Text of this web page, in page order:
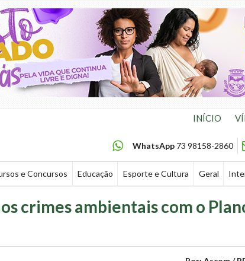
INÍCIO
WhatsApp 73 98158-2860
e Concursos Educação Esporte e Cultura Geral
crimes ambientais com o